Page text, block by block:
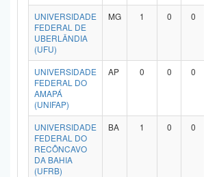
UNIVERSIDADE
FEDERAL DE
UBERLÂNDIA
(UFU)
MG 1 0 0
UNIVERSIDADE
FEDERAL DO
AMAPÁ
(UNIFAP)
AP 0 0 0
UNIVERSIDADE
FEDERAL DO
RECÔNCAVO
DA BAHIA
(UFRB)
BA 1 0 0